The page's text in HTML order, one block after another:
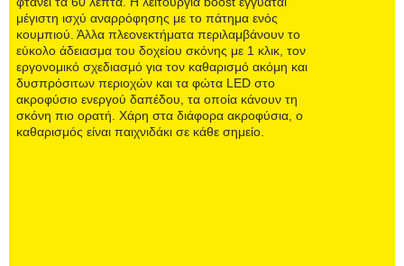
μέγιστη ισχύ αναρρόφησης με το πάτημα ενός
κουμπιού. Άλλα πλεονεκτήματα περιλαμβάνουν το
εύκολο άδειασμα του δοχείου σκόνης με 1 κλικ, τον
εργονομικό σχεδιασμό για τον καθαρισμό ακόμη και
δυσπρόσιτων περιοχών και τα φώτα LED στο
ακροφύσιο ενεργού δαπέδου, τα οποία κάνουν τη
σκόνη πιο ορατή. Χάρη στα διάφορα ακροφύσια, ο
καθαρισμός είναι παιχνιδάκι σε κάθε σημείο.